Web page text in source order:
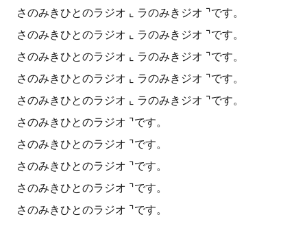
さのみきひとのラジオ ⌞ ラのみきジオ ⌝です。
さのみきひとのラジオ ⌞ ラのみきジオ ⌝です。
さのみきひとのラジオ ⌞ ラのみきジオ ⌝です。
さのみきひとのラジオ ⌞ ラのみきジオ ⌝です。
さのみきひとのラジオ ⌞ ラのみきジオ ⌝です。
さのみきひとのラジオ ⌝です。
さのみきひとのラジオ ⌝です。
さのみきひとのラジオ ⌝です。
さのみきひとのラジオ ⌝です。
さのみきひとのラジオ ⌝です。